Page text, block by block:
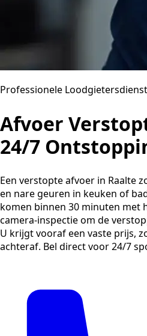
Professionele Loodgietersdienst
Afvoer
24/7
Een verstopte afvoer in Raalte
en nare geuren in keuken of
komen binnen 30 minuten met
camera-inspectie om de
U krijgt vooraf een vaste prijs,
achteraf. Bel direct voor 24/7